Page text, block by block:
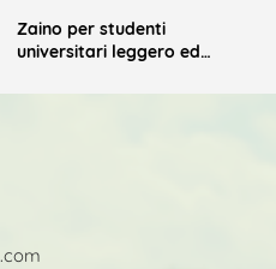
Zaino per studenti
universitari leggero ed